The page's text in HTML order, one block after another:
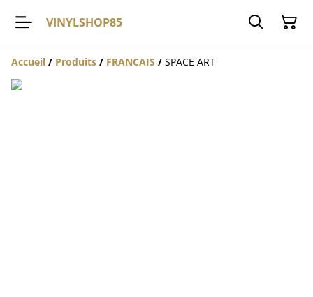
VINYLSHOP85
Accueil / Produits / FRANCAIS / SPACE ART